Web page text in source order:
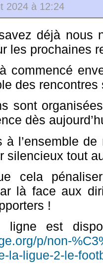
2024 à 12:24
déjà nous
les prochaines
commencé
des
sont
dès
à l’ensemble
silencieux tout
cela
là face aux
!
ligne est
p/non-
la-ligue-2-le-